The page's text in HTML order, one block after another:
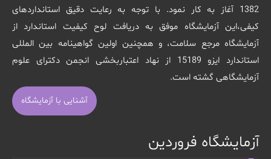
1382 آغاز به کار نمود. با توجه به رعایت دقیق استانداردهای
کیفی،این آزمایشگاه موفق به دریافت لوح کیفیت استاندارد از
آزمایشگاه مرجع سلامت، و همچنین اولین گواهینامه بین المللی
استاندارد ایزو 15189 از نهاد اعتباربخشی انجمن دکترای علوم
آزمایشگاهی گشته است.
آشنایی با آزمایشگاه
آزمایشگاه فروردین